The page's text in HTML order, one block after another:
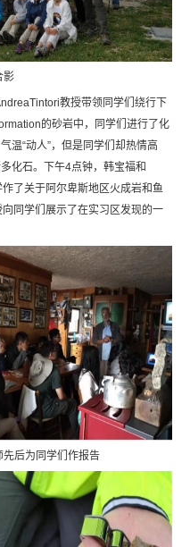
影
教授带领同学们绕行下
的砂岩中，同学们进行了化
温“动人”，但是同学们却热情高
化石。下午4点钟，韩宝福和
了关于阿尔卑斯地区火成岩和鱼
同学们展示了在实习区发现的一
后为同学们作报告